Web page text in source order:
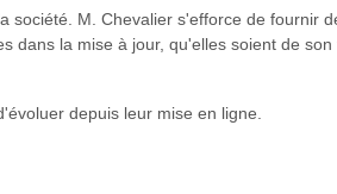
société. M. Chevalier s'efforce de fournir
dans la mise à jour, qu'elles soient de son
depuis leur mise en ligne.